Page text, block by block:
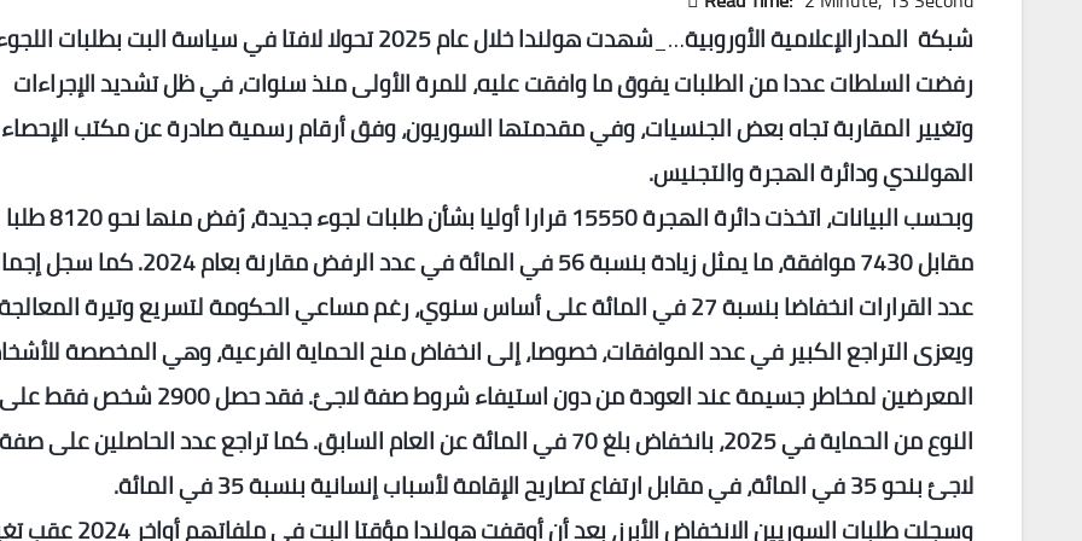
شبكة المدارالإعلامية الأوروبية…_
شهدت هولندا خلال عام 2025 تحولا لافتا في سياسة البت بطلبات
رفضت السلطات عددا من الطلبات يفوق ما وافقت عليه، للمرة الأولى منذ سنوات، في ظل تشديد الإجراءات
وتغيير المقاربة تجاه بعض الجنسيات، وفي مقدمتها السوريون، وفق أرقام رسمية صادرة عن مكتب الإحصاء
الهولندي ودائرة الهجرة والتجنيس.
وبحسب البيانات، اتخذت دائرة الهجرة 15550 قرارا أوليا بشأن طلبات لجوء جديدة، رُفض منها نحو 8120 طلبا
مقابل 7430 موافقة، ما يمثل زيادة بنسبة 56 في المائة في عدد الرفض مقارنة بعام
عدد القرارات انخفاضا بنسبة 27 في المائة على أساس سنوي، رغم مساعي الحكومة لتسريع وتيرة المعالجة.
ويعزى التراجع الكبير في عدد الموافقات، خصوصا، إلى انخفاض منح الحماية الفرعية، وهي المخصصة
المعرضين لمخاطر جسيمة عند العودة من دون استيفاء شروط صفة لاجئ. فقد
النوع من الحماية في 2025، بانخفاض بلغ 70 في المائة عن العام السابق. كما تراجع عدد الحاصلين على صفة
لاجئ بنحو 35 في المائة، في مقابل ارتفاع تصاريح الإقامة لأسباب إنسانية بنسبة 35 في المائة.
وسجلت طلبات السوريين الانخفاض الأبرز، بعد أن أوقفت هولندا مؤقتا البت في